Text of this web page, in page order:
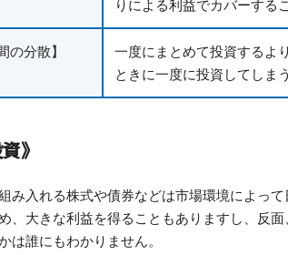
りによる利益でカバーする
の分散】
一度にまとめて投資するよ
ときに一度に投資してしま
》
み入れる株式や債券などは市場環境によっ
、大きな利益を得ることもありますし、反
は誰にもわかりません。